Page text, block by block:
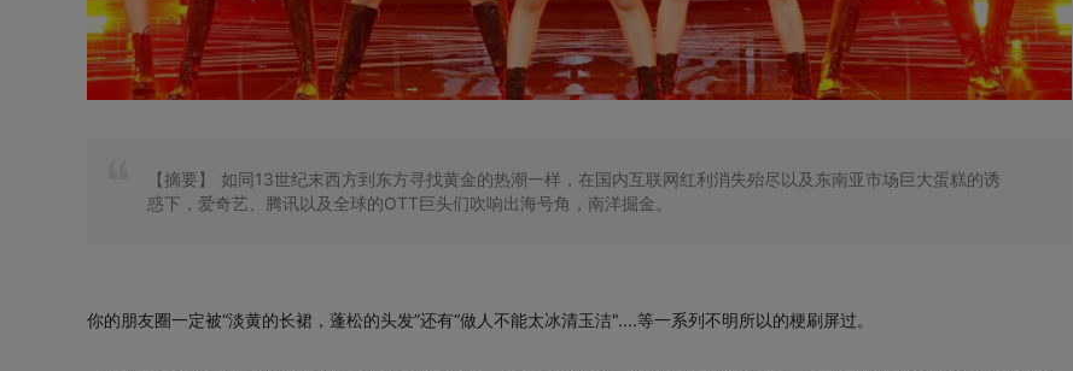
【摘要】
如同13世纪末西方到东方寻找黄金的热潮一样，在国内互联网红利消失殆尽以及东南亚市场巨大蛋糕的诱
惑下，爱奇艺、腾讯以及全球的OTT巨头们吹响出海号角，南洋掘金。
你的朋友圈一定被“淡黄的长裙，蓬松的头发”还有“做人不能太冰清玉洁"....等一系列不明所以的梗刷屏过。